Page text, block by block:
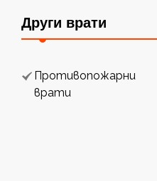
Други врати
Противопожарни
врати